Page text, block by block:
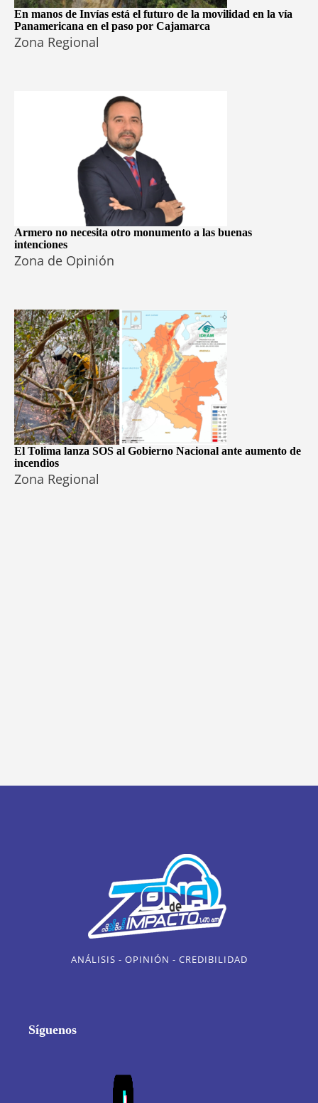
En manos de Invías está el futuro de la movilidad en la vía
Panamericana en el paso por Cajamarca
Zona Regional
Armero no necesita otro monumento a las buenas
intenciones
Zona de Opinión
El Tolima lanza SOS al Gobierno Nacional ante aumento de
incendios
Zona Regional
ANÁLISIS - OPINIÓN - CREDIBILIDAD
Síguenos